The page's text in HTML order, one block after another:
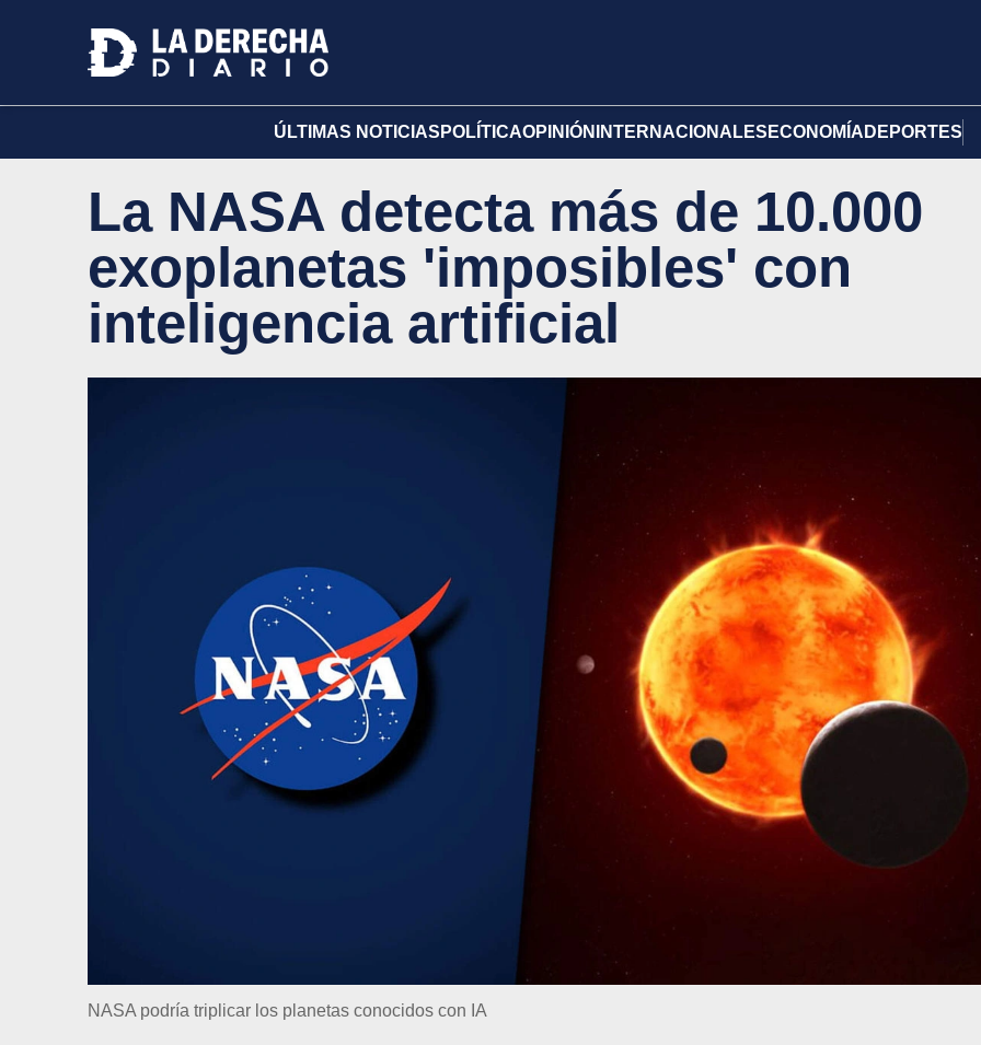
ÚLTIMAS NOTICIAS POLÍTICAOPINIÓN INTERNACIONALES ECONOMÍA DEPORTES
La NASA detecta más de 10.000
exoplanetas 'imposibles' con
inteligencia artificial
NASA podría triplicar los planetas conocidos con IA